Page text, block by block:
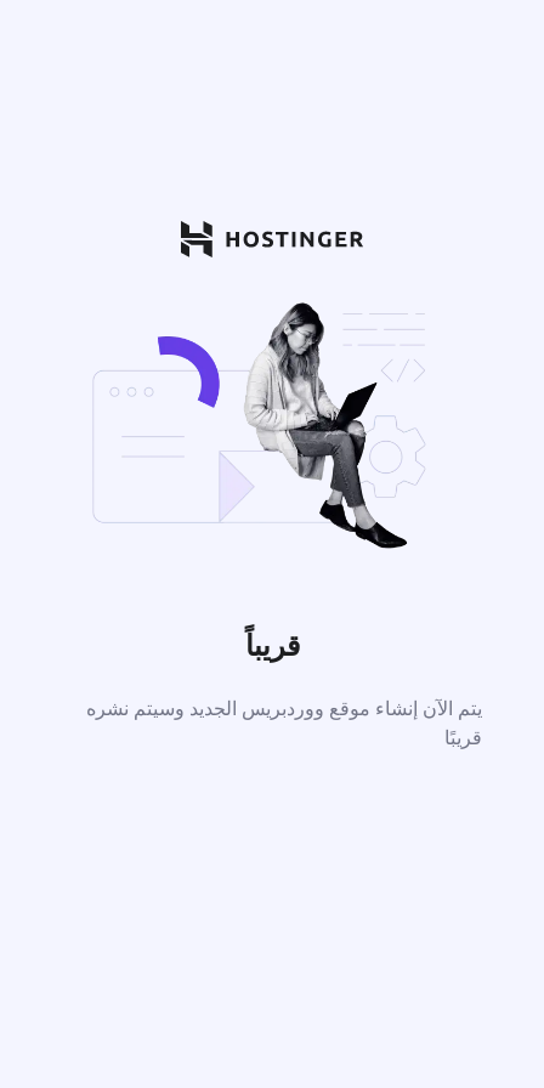
قريباً
يتم الآن إنشاء موقع ووردبريس الجديد وسيتم نشره
قريبًا